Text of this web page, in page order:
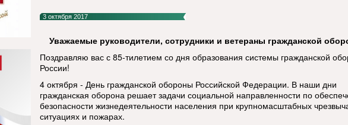
3 октября 2017
Уважаемые руководители, сотрудники и ветераны гражданской
Поздравляю вас с 85-тилетием со дня образования системы гражданской
России!
4 октября - День гражданской обороны Российской Федерации. В наши дни
гражданская оборона решает задачи социальной направленности по
безопасности жизнедеятельности населения при крупномасштабных
ситуациях и пожарах.